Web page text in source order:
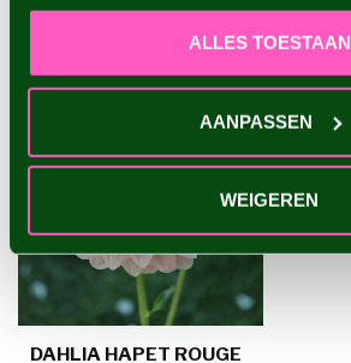
ALLES TOESTAAN
AANPASSEN
WEIGEREN
RECENT BEKEKEN
DAHLIA HAPET ROUGE